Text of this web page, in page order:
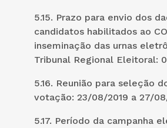
5.15. Prazo para envio dos
candidatos habilitados ao
inseminação das urnas
Tribunal Regional Eleitoral:
5.16. Reunião para seleção
votação: 23/08/2019 a 27/
5.17. Período da campanha